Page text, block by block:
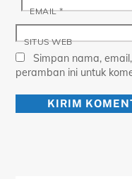
EMAIL*
SITUS WEB
Simpan nama,
peramban ini untuk